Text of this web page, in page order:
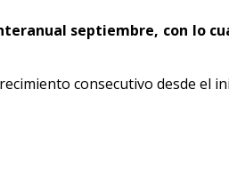
septiembre, con lo
consecutivo desde el